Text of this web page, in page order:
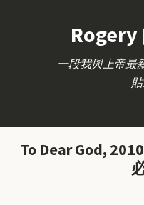
一段我與上帝最
To Dear God,